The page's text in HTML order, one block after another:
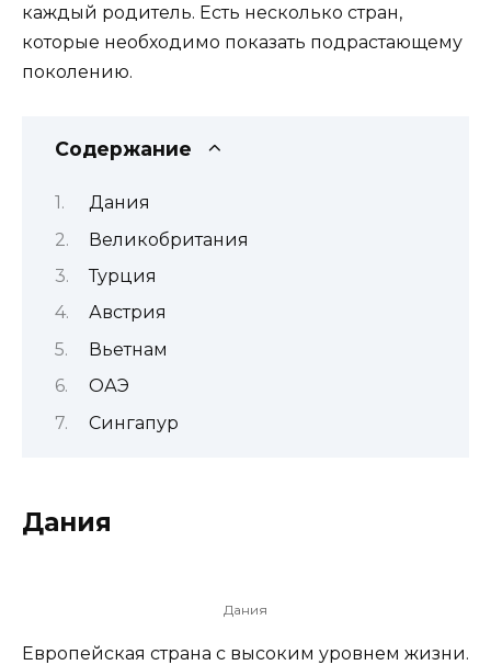
каждый родитель. Есть несколько стран,
которые необходимо показать подрастающему
поколению.
Содержание
Дания
Великобритания
Турция
Австрия
Вьетнам
ОАЭ
Сингапур
Дания
Дания
Европейская страна с высоким уровнем жизни.